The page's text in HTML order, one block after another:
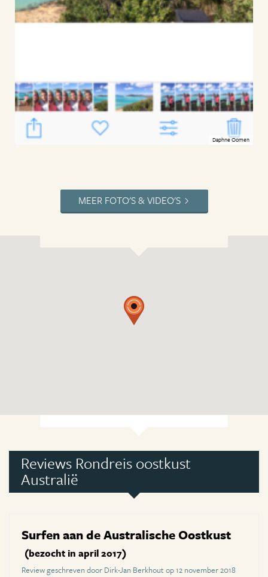
Daphne Oomen
MEER FOTO'S & VIDEO'S
Reviews Rondreis oostkust
Australië
Surfen aan de Australische Oostkust
(bezocht in april 2017)
Review geschreven door Dirk-Jan Berkhout op 12 november 2018